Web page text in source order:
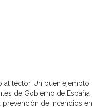
al lector. Un buen
de Gobierno de
prevención de incendios